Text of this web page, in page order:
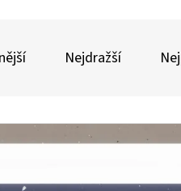
Nejdražší